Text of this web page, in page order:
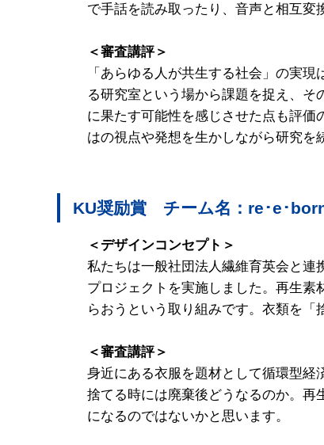
で手話を読み取ったり、音声と相互変
＜審査講評＞
「あらゆる人が共生する社会」の実
る研究室という場から課題を捉え、
に果たす可能性を感じさせた点も評
はの視点や発想を生かしながら研究を
KU奨励賞 チーム名：re･e･
＜デザインコンセプト＞
私たちは一般社団法人繊維育英会と連
プロジェクトを実施しました。再生
らおうという取り組みです。衣類を「
＜審査講評＞
身近にある衣服を題材として循環型経
捨てる時には廃棄後どうなるのか。
になるのではないかと思います。